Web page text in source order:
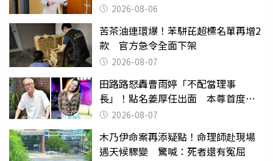
2026-08-06
苦茶油連環爆！苯駢芘超標名單再增2
款 官方急令全面下架
2026-08-07
田路路怒轟曹雨婷「不配當理事
長」！點名姜厚任出面 本尊首度回
應了2026-08-07
木乃伊命案再添疑點！命理師赴現場
遇天候驟變 驚喊：死者還有冤屈